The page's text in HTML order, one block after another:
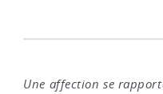
Une affection se